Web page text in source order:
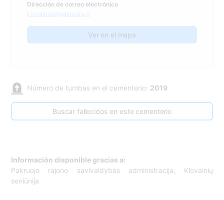
Dirección de correo electrónico
klovainiai@pakruojis.lt
Ver en el mapa
Número de tumbas en el cementerio: 2019
Buscar fallecidos en este cementerio
Información disponible gracias a:
Pakruojo rajono savivaldybės administracija, Klovainių
seniūnija